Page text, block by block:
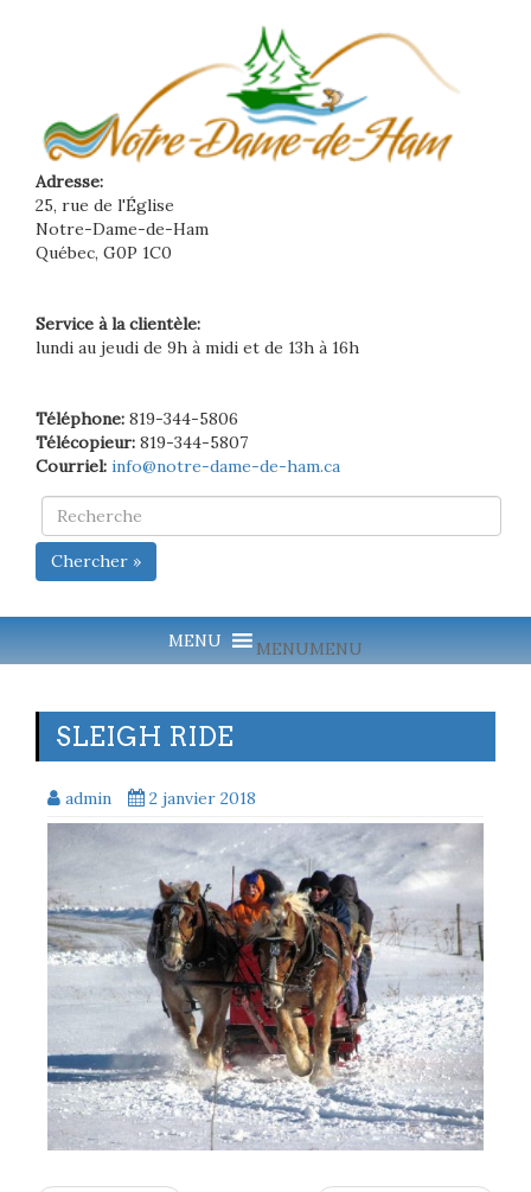
Adresse:
25, rue de l'Église
Notre-Dame-de-Ham
Québec, G0P 1C0
Service à la clientèle:
lundi au jeudi de 9h à midi et de 13h à 16h
Téléphone: 819-344-5806
Télécopieur: 819-344-5807
Courriel: info@notre-dame-de-ham.ca
Chercher »
MENUMENU
SLEIGH RIDE
admin 2 janvier 2018